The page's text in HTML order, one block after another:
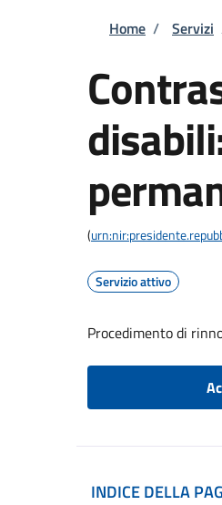
Home / Servizi
(
Servizio attivo
Procedimento di
INDICE DELLA